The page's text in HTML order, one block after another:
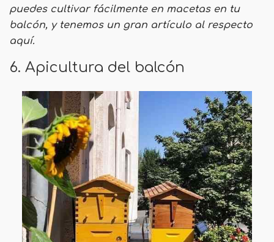
puedes cultivar fácilmente en macetas en tu
balcón, y tenemos un gran artículo al respecto
aquí.
6. Apicultura del balcón